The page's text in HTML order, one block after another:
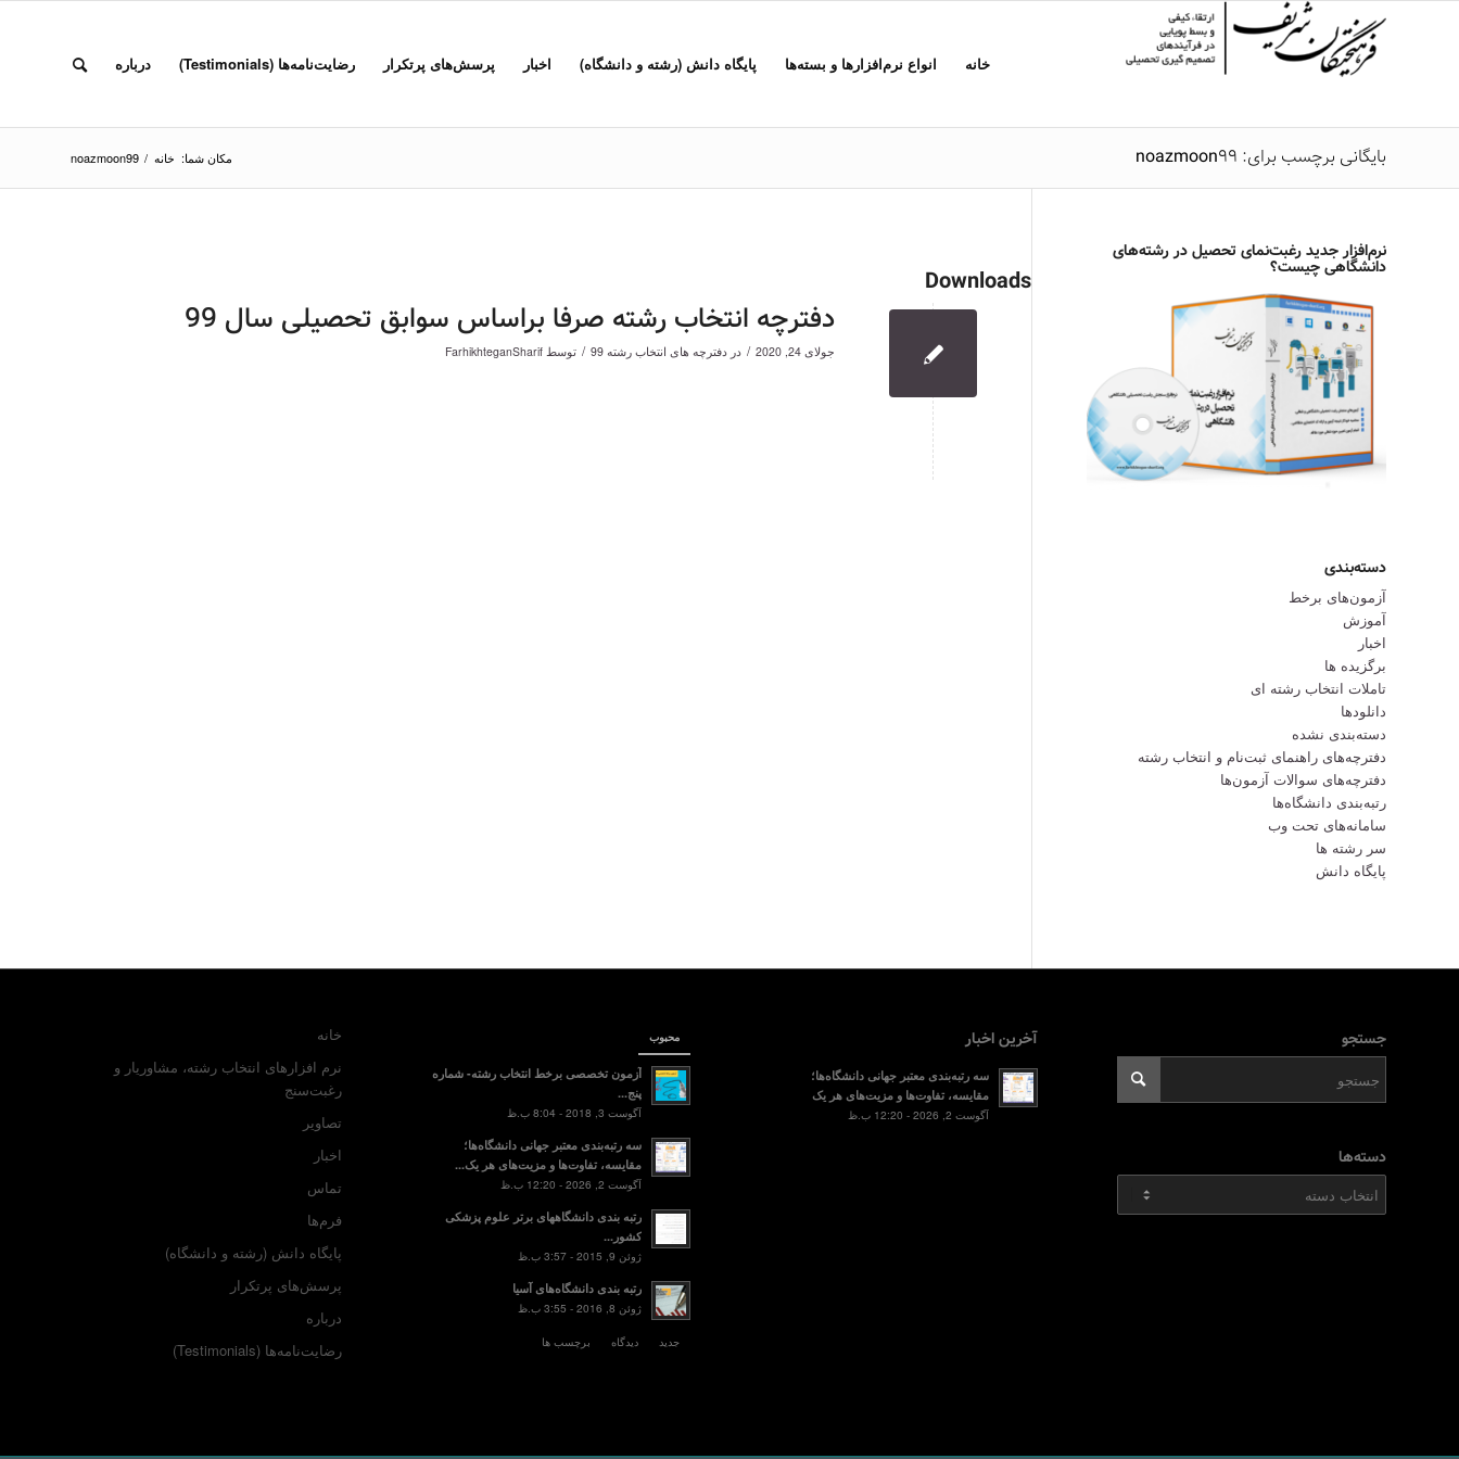
خانه انواع نرم‌افزارها و بسته‌ها پایگاه دانش (رشته و دانشگاه) اخبار پرسش‌های پرتکرار رضایت‌نامه‌ها (Testimonials) درباره
بایگانی برچسب برای: noazmoon99 مکان شما: خانه /
noazmoon99
Downloads
دفترچه انتخاب رشته صرفا براساس سوابق تحصیلی سال 99
جولای 24, 2020 / در دفترچه های انتخاب رشته 99 / توسط FarhikhteganSharif
نرم‌افزار جدید رغبت‌نمای تحصیل در رشته‌های
دانشگاهی چیست؟
دسته‌بندی
آزمون‌های برخط
آموزش
اخبار
برگزیده ها
تاملات انتخاب رشته ای
دانلودها
دسته‌بندی نشده
دفترچه‌های راهنمای ثبت‌نام و انتخاب رشته
دفترچه‌‌های سوالات آزمون‌ها
رتبه‌بندی دانشگاه‌ها
سامانه‌های تحت وب
سر رشته ها
پایگاه دانش
جستجو
دسته‌ها
آخرین اخبار
سه رتبه‌بندی معتبر جهانی دانشگاه‌ها؛
مقایسه، تفاوت‌ها و مزیت‌های هر یک
آگوست 2, 2026 - 12:20 ب.ظ
محبوب
آزمون تخصصی برخط انتخاب رشته- شماره
پنج...
آگوست 3, 2018 - 8:04 ب.ظ
سه رتبه‌بندی معتبر جهانی دانشگاه‌ها؛
مقایسه، تفاوت‌ها و مزیت‌های هر یک...
آگوست 2, 2026 - 12:20 ب.ظ
رتبه بندی دانشگاههای برتر علوم پزشکی
کشور...
ژوئن 9, 2015 - 3:57 ب.ظ
رتبه بندی دانشگاه‌های آسیا
ژوئن 8, 2016 - 3:55 ب.ظ
جدید دیدگاه برچسب ها
خانه
نرم افزارهای انتخاب رشته، مشاوریار و
رغبت‌سنج
تصاویر
اخبار
تماس
فرم‌ها
پایگاه دانش (رشته و دانشگاه)
پرسش‌های پرتکرار
درباره
رضایت‌نامه‌ها (Testimonials)